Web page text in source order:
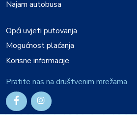
Najam autobusa
Opći uvjeti putovanja
Mogućnost plaćanja
Korisne informacije
Pratite nas na društvenim mrežama